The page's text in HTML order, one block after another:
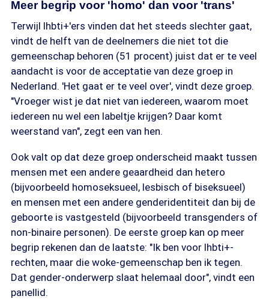
Meer begrip voor 'homo' dan voor 'trans'
Terwijl lhbti+'ers vinden dat het steeds slechter gaat,
vindt de helft van de deelnemers die niet tot die
gemeenschap behoren (51 procent) juist dat er te veel
aandacht is voor de acceptatie van deze groep in
Nederland. 'Het gaat er te veel over', vindt deze groep.
"Vroeger wist je dat niet van iedereen, waarom moet
iedereen nu wel een labeltje krijgen? Daar komt
weerstand van", zegt een van hen.
Ook valt op dat deze groep onderscheid maakt tussen
mensen met een andere geaardheid dan hetero
(bijvoorbeeld homoseksueel, lesbisch of biseksueel)
en mensen met een andere genderidentiteit dan bij de
geboorte is vastgesteld (bijvoorbeeld transgenders of
non-binaire personen). De eerste groep kan op meer
begrip rekenen dan de laatste: "Ik ben voor lhbti+-
rechten, maar die woke-gemeenschap ben ik tegen.
Dat gender-onderwerp slaat helemaal door", vindt een
panellid.